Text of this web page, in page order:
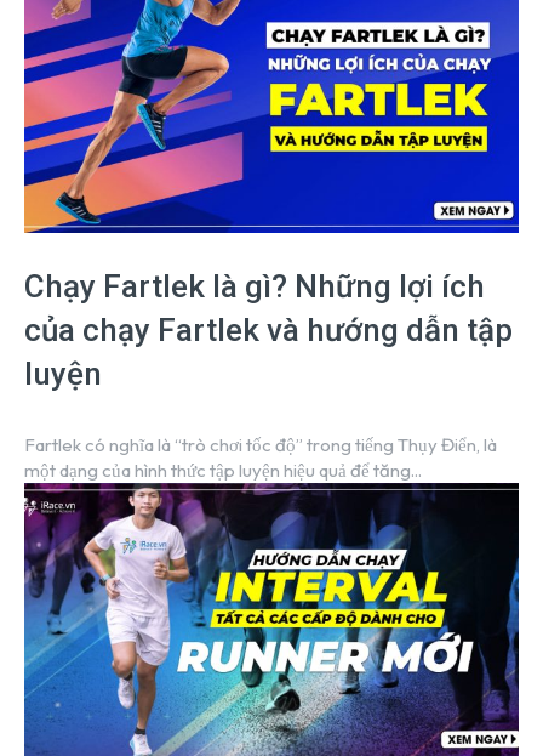
Chạy Fartlek là gì? Những lợi ích
của chạy Fartlek và hướng dẫn tập
luyện
Fartlek có nghĩa là “trò chơi tốc độ” trong tiếng Thụy Điển, là
một dạng của hình thức tập luyện hiệu quả để tăng...